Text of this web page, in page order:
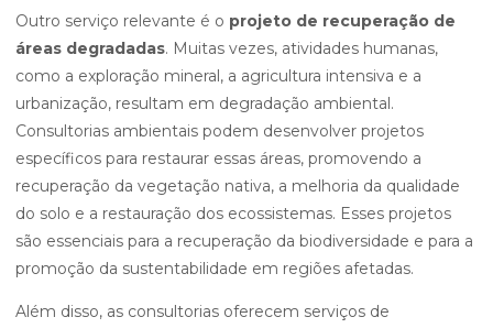
Outro serviço relevante é o projeto de recuperação de
áreas degradadas. Muitas vezes, atividades humanas,
como a exploração mineral, a agricultura intensiva e a
urbanização, resultam em degradação ambiental.
Consultorias ambientais podem desenvolver projetos
específicos para restaurar essas áreas, promovendo a
recuperação da vegetação nativa, a melhoria da qualidade
do solo e a restauração dos ecossistemas. Esses projetos
são essenciais para a recuperação da biodiversidade e para a
promoção da sustentabilidade em regiões afetadas.
Além disso, as consultorias oferecem serviços de